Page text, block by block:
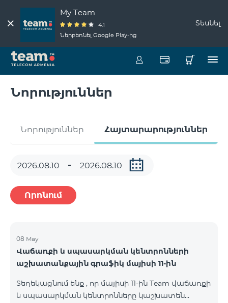
My Team
4.1
Ներբեռնել Google Play-ից
Տեսնել
Նորություններ
Նորություններ Հայտարարություններ
Որոնում
08 May
Վաճառքի և սպասարկման կենտրոնների
աշխատանքային գրաֆիկ մայիսի 11-ին
Տեղեկացնում ենք , որ մայիսի 11-ին Team վաճառքի
և սպասարկման կենտրոնները կաշխատեն